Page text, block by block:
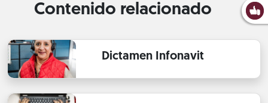
Contenido relacionado
Dictamen Infonavit